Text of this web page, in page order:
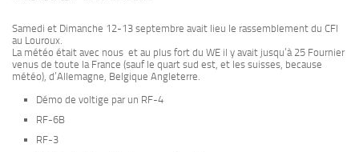
Samedi et Dimanche 12-13 septembre avait lieu le rassemblement du CFI
au Louroux.
La météo était avec nous et au plus fort du WE il y avait jusqu’à 25 Fournier
venus de toute la France (sauf le quart sud est, et les suisses, because
météo), d’Allemagne, Belgique Angleterre.
Démo de voltige par un RF-4
RF-6B
RF-3